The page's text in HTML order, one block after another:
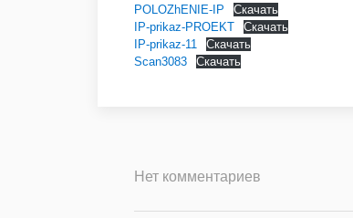
POLOZhENIE-IP
Скачать
IP-prikaz-PROEKT
Скачать
IP-prikaz-11
Скачать
Scan3083
Скачать
Нет комментариев